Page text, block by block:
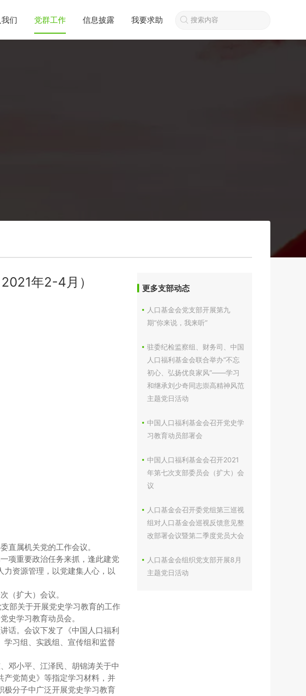
们 党群工作 信息披露 我要求助
年2-4月）
直属机关党的工作会议。
项重要政治任务来抓，逢此建党
资源管理，以党建集人心，以
（扩大）会议。
部关于开展党史学习教育的工作
史学习教育动员会。
话。会议下发了《中国人口福利
学习组、实践组、宣传组和监督
邓小平、江泽民、胡锦涛关于中
产党简史》等指定学习材料，并
极分子中广泛开展党史学习教育
更多支部动态
人口基金会党支部开展第九
期“你来说，我来听”
驻委纪检监察组、财务司、中国
人口福利基金会联合举办“不忘
初心、弘扬优良家风”——学习
和继承刘少奇同志崇高精神风范
主题党日活动
中国人口福利基金会召开党史学
习教育动员部署会
中国人口福利基金会召开2021
年第七次支部委员会（扩大）会
议
人口基金会召开委党组第三巡视
组对人口基金会巡视反馈意见整
改部署会议暨第二季度党员大会
人口基金会组织党支部开展8月
主题党日活动